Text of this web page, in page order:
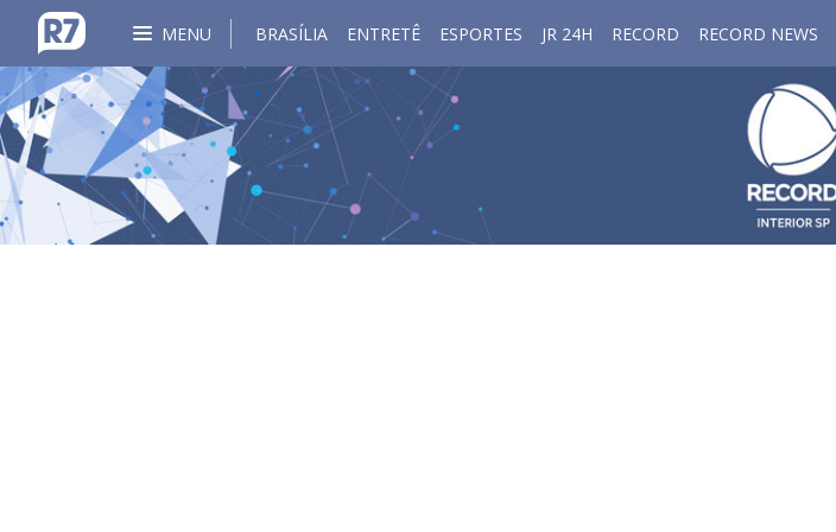
MENU BRASÍLIA ENTRETÊ ESPORTES JR 24H RECORD RECORD NEWS